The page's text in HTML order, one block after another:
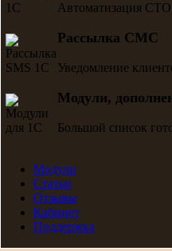
Автоматизация
Рассылка СМС
Уведомление
Модули,
Большой список
Модули
Статьи
Отзывы
Кабинет
Поддержка